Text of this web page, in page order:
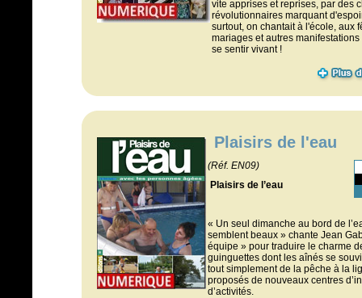
vite apprises et reprises, par des
révolutionnaires marquant
surtout, on chantait à l'école, aux
mariages et autres
se sentir vivant !
Plaisirs de l'eau
(Réf. EN09)
Plaisirs de l’eau
« Un seul dimanche au bord de
semblent beaux » chante Jean
équipe » pour traduire le charme
guinguettes dont les aînés se
tout simplement de la pêche à la
proposés de nouveaux centres
d’activités.